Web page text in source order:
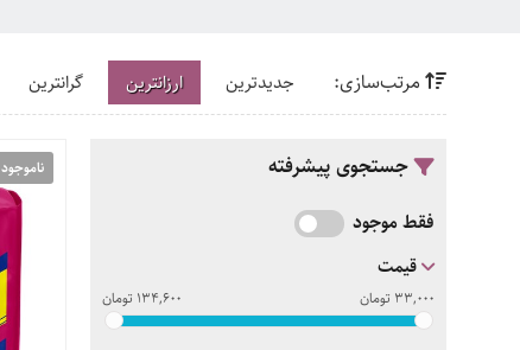
مرتب‌سازی: جدیدترین ارزانترین گرانترین
جستجوی پیشرفته
فقط موجود
قیمت
33,000 تومان 134,600 تومان
ناموجود